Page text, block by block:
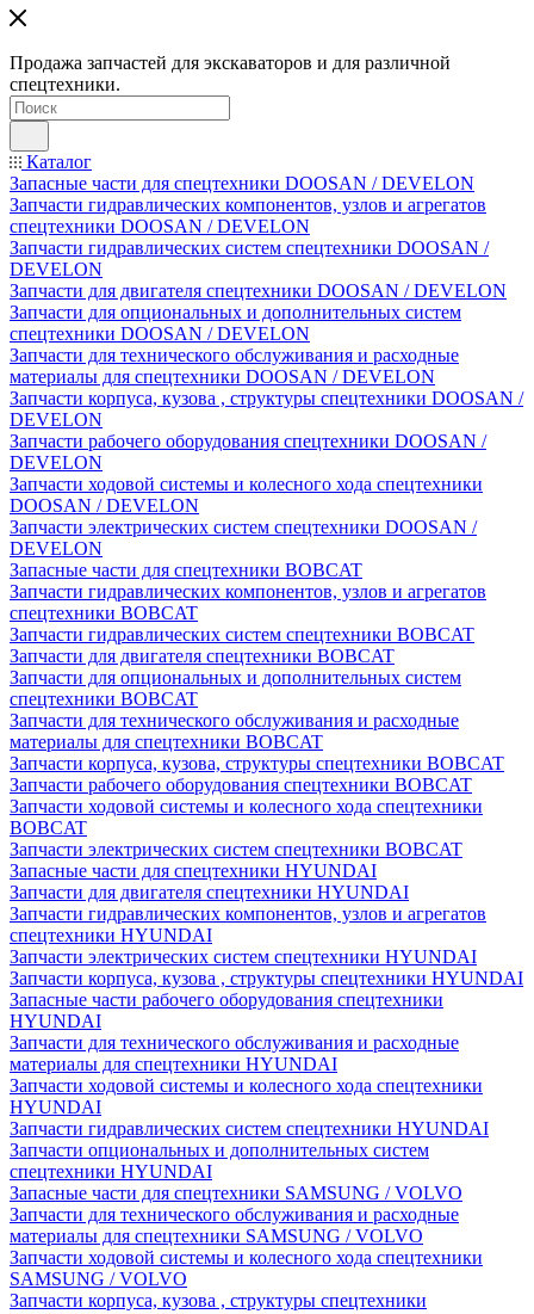
Продажа запчастей для экскаваторов и для различной
спецтехники.
Каталог
Запасные части для спецтехники DOOSAN / DEVELON
Запчасти гидравлических компонентов, узлов и агрегатов
спецтехники DOOSAN / DEVELON
Запчасти гидравлических систем спецтехники DOOSAN /
DEVELON
Запчасти для двигателя спецтехники DOOSAN / DEVELON
Запчасти для опциональных и дополнительных систем
спецтехники DOOSAN / DEVELON
Запчасти для технического обслуживания и расходные
материалы для спецтехники DOOSAN / DEVELON
Запчасти корпуса, кузова , структуры спецтехники DOOSAN /
DEVELON
Запчасти рабочего оборудования спецтехники DOOSAN /
DEVELON
Запчасти ходовой системы и колесного хода спецтехники
DOOSAN / DEVELON
Запчасти электрических систем спецтехники DOOSAN /
DEVELON
Запасные части для спецтехники BOBCAT
Запчасти гидравлических компонентов, узлов и агрегатов
спецтехники BOBCAT
Запчасти гидравлических систем спецтехники BOBCAT
Запчасти для двигателя спецтехники BOBCAT
Запчасти для опциональных и дополнительных систем
спецтехники BOBCAT
Запчасти для технического обслуживания и расходные
материалы для спецтехники BOBCAT
Запчасти корпуса, кузова, структуры спецтехники BOBCAT
Запчасти рабочего оборудования спецтехники BOBCAT
Запчасти ходовой системы и колесного хода спецтехники
BOBCAT
Запчасти электрических систем спецтехники BOBCAT
Запасные части для спецтехники HYUNDAI
Запчасти для двигателя спецтехники HYUNDAI
Запчасти гидравлических компонентов, узлов и агрегатов
спецтехники HYUNDAI
Запчасти электрических систем спецтехники HYUNDAI
Запчасти корпуса, кузова , структуры спецтехники HYUNDAI
Запасные части рабочего оборудования спецтехники
HYUNDAI
Запчасти для технического обслуживания и расходные
материалы для спецтехники HYUNDAI
Запчасти ходовой системы и колесного хода спецтехники
HYUNDAI
Запчасти гидравлических систем спецтехники HYUNDAI
Запчасти опциональных и дополнительных систем
спецтехники HYUNDAI
Запасные части для спецтехники SAMSUNG / VOLVO
Запчасти для технического обслуживания и расходные
материалы для спецтехники SAMSUNG / VOLVO
Запчасти ходовой системы и колесного хода спецтехники
SAMSUNG / VOLVO
Запчасти корпуса, кузова , структуры спецтехники